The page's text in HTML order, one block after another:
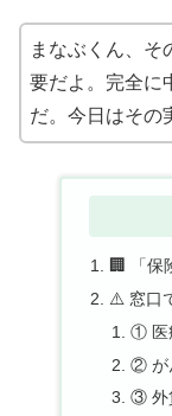
まなぶくん、そ
要だよ。完全に
だ。今日はその
🏢 「保
⚠️ 窓口
① 医
② が
③ 外